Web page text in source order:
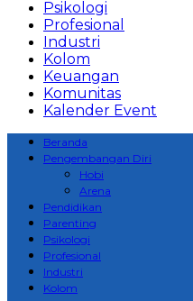
Psikologi
Profesional
Industri
Kolom
Keuangan
Komunitas
Kalender Event
Beranda
Pengembangan Diri
Hobi
Arena
Pendidikan
Parenting
Psikologi
Profesional
Industri
Kolom